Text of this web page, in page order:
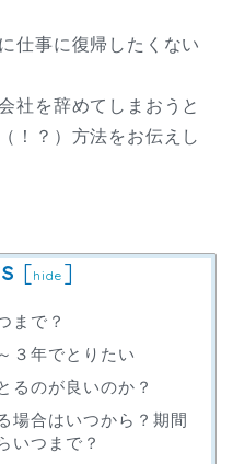
仕事に復帰したくない
社を辞めてしまおうと
！？）方法をお伝えし
[hide ]
まで？
３年でとりたい
るのが良いのか？
場合はいつから？期間
いつまで？